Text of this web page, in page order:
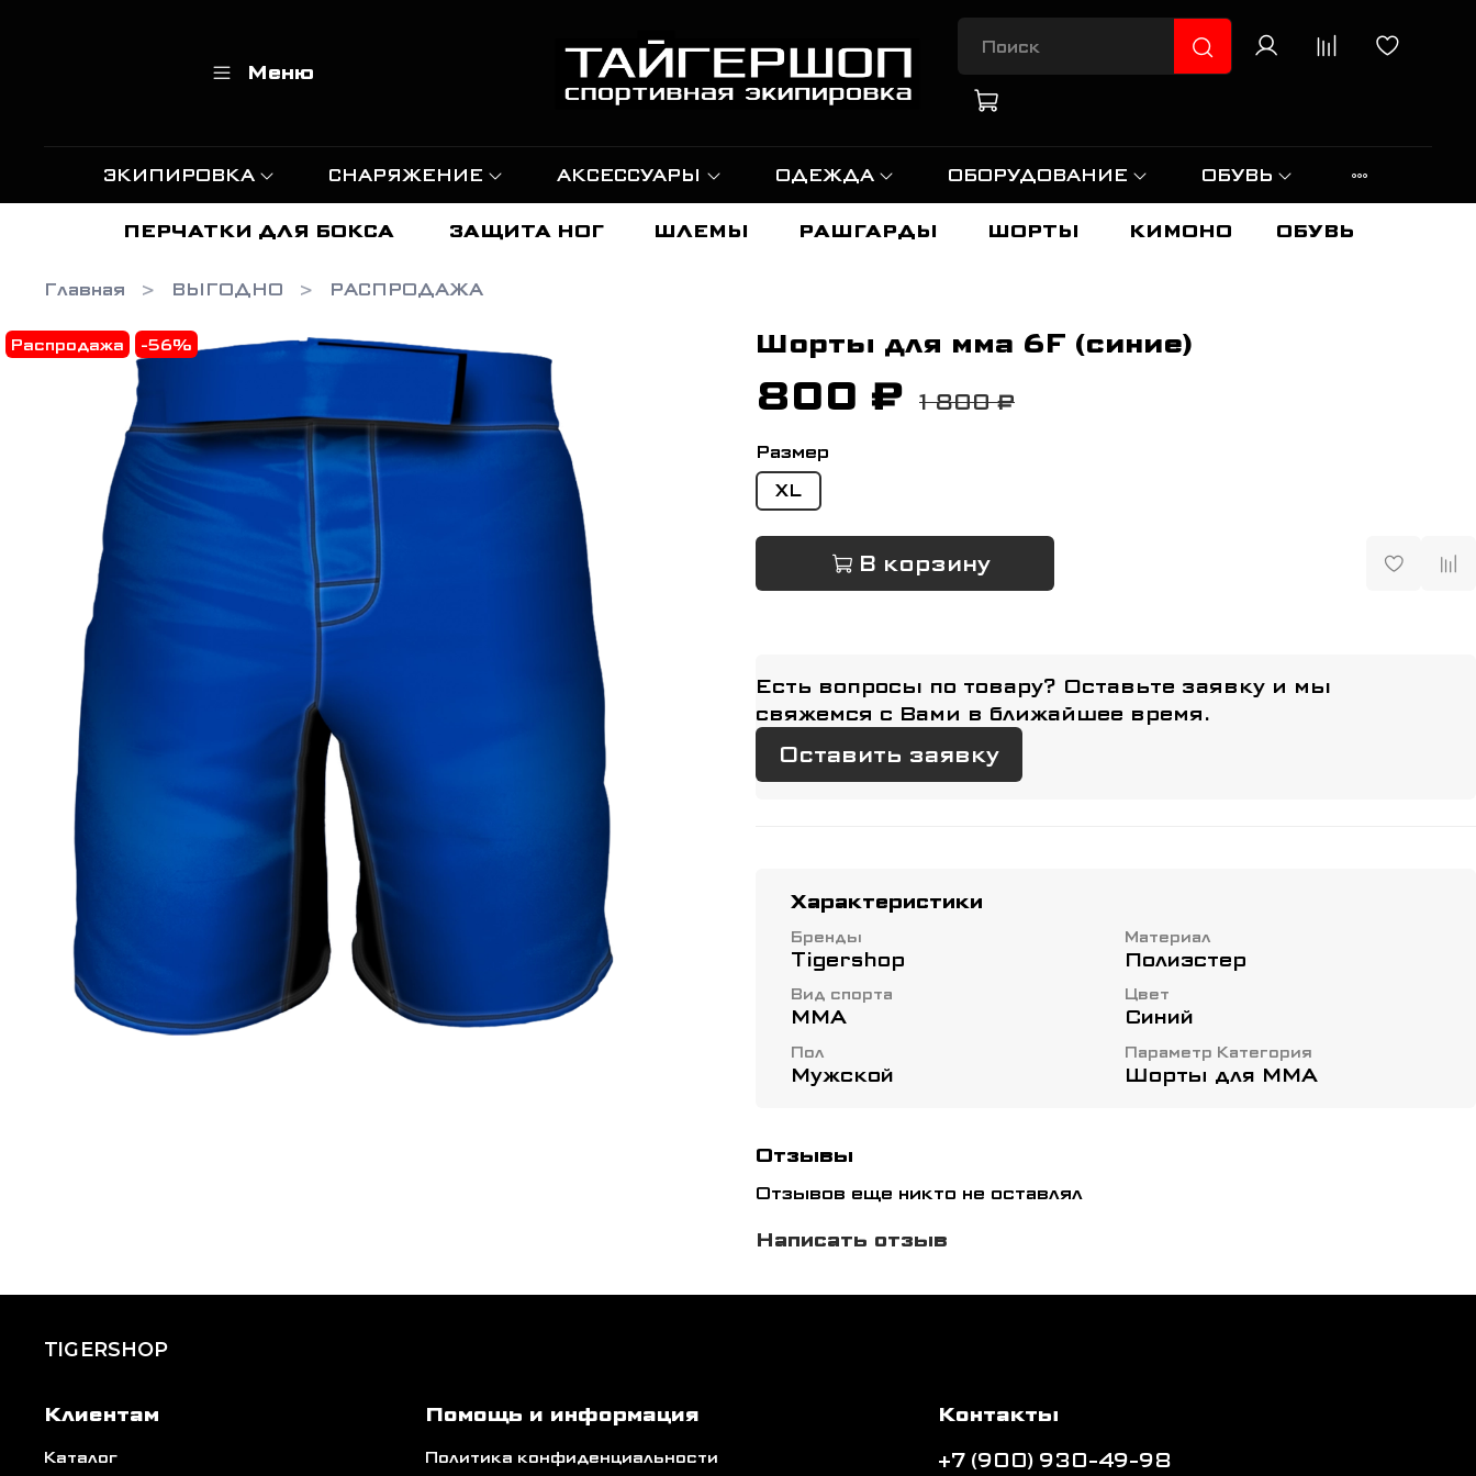
Меню
ЭКИПИРОВКА СНАРЯЖЕНИЕ АКСЕССУАРЫ ОДЕЖДА ОБОРУДОВАНИЕ ОБУВЬ
ПЕРЧАТКИ ДЛЯ БОКСА ЗАЩИТА НОГ ШЛЕМЫ РАШГАРДЫ ШОРТЫ КИМОНО ОБУВЬ
Главная ВЫГОДНО РАСПРОДАЖА
Распродажа -56% Шорты для мма 6F (синие)
800 ₽ 1 800 ₽
Размер
XL
В корзину
Есть вопросы по товару? Оставьте заявку и мы
свяжемся с Вами в ближайшее время.
Оставить заявку
Характеристики
Бренды
Tigershop
Материал
Полиэстер
Вид спорта
ММА
Цвет
Синий
Пол
Мужской
Параметр Категория
Шорты для ММА
Отзывы
Отзывов еще никто не оставлял
Написать отзыв
TIGERSHOP
Клиентам
Каталог
Помощь и информация
Политика конфиденциальности
Контакты
+7 (900) 930-49-98